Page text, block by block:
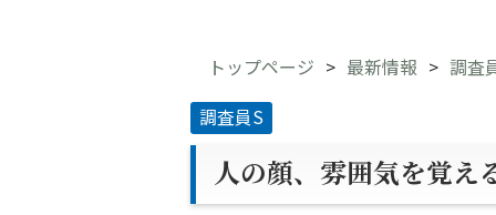
トップページ 最新情報 調査
調査員S
人の顔、雰囲気を覚え